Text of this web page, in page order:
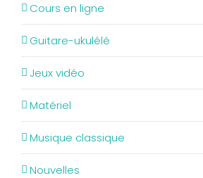
Cours en ligne
Guitare-ukulélé
Jeux vidéo
Matériel
Musique classique
Nouvelles